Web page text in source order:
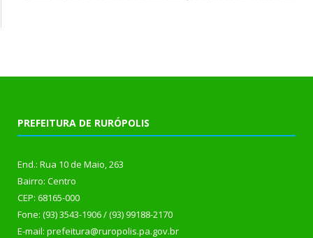
PREFEITURA DE RURÓPOLIS
End.: Rua 10 de Maio, 263
Bairro: Centro
CEP: 68165-000
Fone: (93) 3543-1906 / (93) 99188-2170
E-mail: prefeitura@ruropolis.pa.gov.br